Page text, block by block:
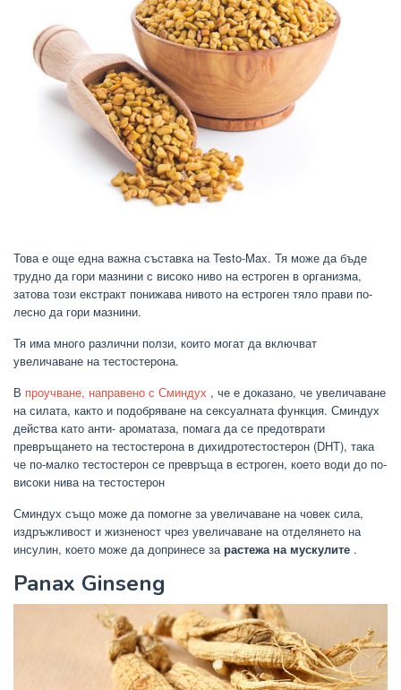
Това е още една важна съставка на Testo-Max. Тя може да бъде
трудно да гори мазнини с високо ниво на естроген в организма,
затова този екстракт понижава нивото на естроген тяло прави по-
лесно да гори мазнини.
Тя има много различни ползи, които могат да включват
увеличаване на тестостерона.
В проучване, направено с Сминдух , че е доказано, че увеличаване
на силата, както и подобряване на сексуалната функция. Сминдух
действа като анти- ароматаза, помага да се предотврати
превръщането на тестостерона в дихидротестостерон (DHT), така
че по-малко тестостерон се превръща в естроген, което води до по-
високи нива на тестостерон
Сминдух също може да помогне за увеличаване на човек сила,
издръжливост и жизненост чрез увеличаване на отделянето на
инсулин, което може да допринесе зарастежа на мускулите .
Panax Ginseng